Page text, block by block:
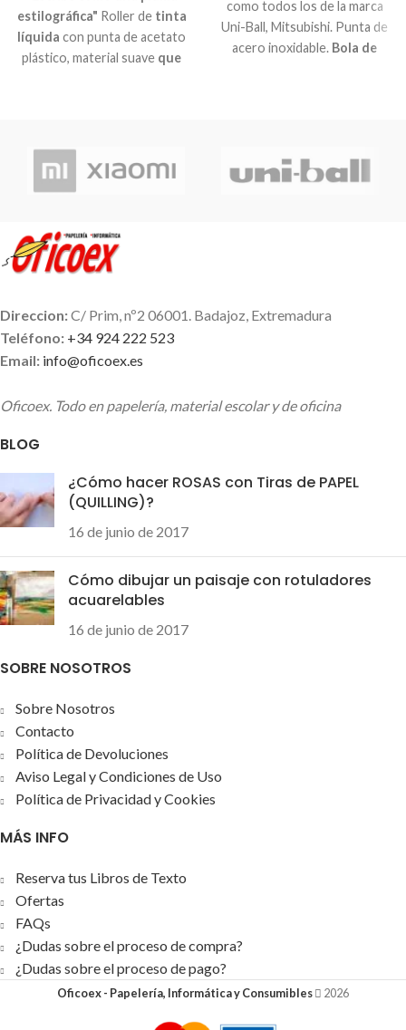
estilográfica" Roller detinta
líquida con punta de acetato
plástico, material suave que
de bola 0,8 mm. Ancho
escritura 0,35-0,55 mm.
Cual es tu favorito??
como todos los de la marca
Uni-Ball, Mitsubishi. Punta de
acero inoxidable. Bola de
de gel. Anti falsificación y
Direccion:C/ Prim, nº2 06001. Badajoz, Extremadura
Teléfono: +34 924 222 523
Email: info@oficoex.es
Oficoex. Todo en papelería, material escolar y de oficina
BLOG
¿Cómo hacer ROSAS con Tiras de PAPEL
(QUILLING)?
16 de junio de 2017
Cómo dibujar un paisaje con rotuladores
acuarelables
16 de junio de 2017
SOBRE NOSOTROS
Sobre Nosotros
Contacto
Política de Devoluciones
Aviso Legal y Condiciones de Uso
Política de Privacidad y Cookies
MÁS INFO
Reserva tus Libros de Texto
Ofertas
FAQs
¿Dudas sobre el proceso de compra?
¿Dudas sobre el proceso de pago?
Oficoex - Papelería, Informática y Consumibles 2026